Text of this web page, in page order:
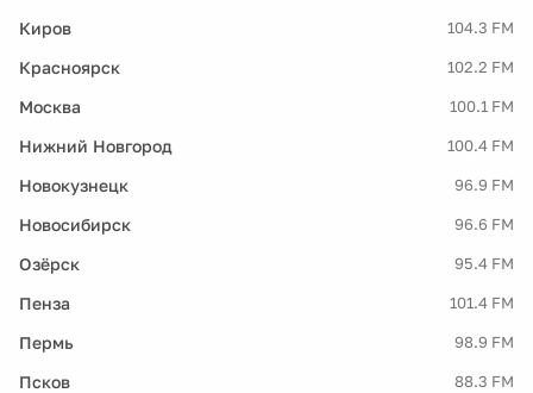
Киров 104.3 FM
Красноярск 102.2 FM
Москва 100.1 FM
Нижний Новгород 100.4 FM
Новокузнецк 96.9 FM
Новосибирск 96.6 FM
Озёрск 95.4 FM
Пенза 101.4 FM
Пермь 98.9 FM
Псков 88.3 FM